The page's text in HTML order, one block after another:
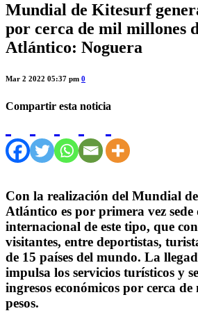
Mundial de Kitesurf
por cerca de mil millones
Atlántico: Noguera
Mar 2 2022 05:37 pm 0
Compartir esta noticia
Con la realización del Mundial
Atlántico es por primera vez sede
internacional de este tipo, que
visitantes, entre deportistas,
de 15 países del mundo. La
impulsa los servicios turísticos y
ingresos económicos por cerca
pesos.